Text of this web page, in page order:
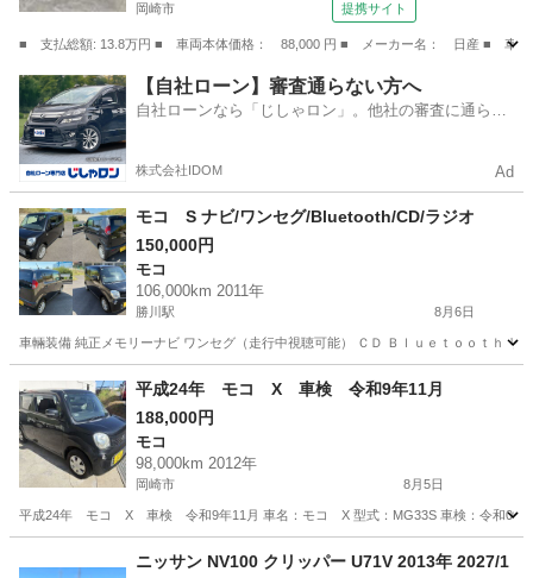
岡崎市 提携サイト
■ 支払総額: 13.8万円 ■ 車両本体価格： 88,000 円 ■ メーカー名： 日産 ■
愛知 岡崎市 モコ
【自社ローン】審査通らない方へ
自社ローンなら「じしゃロン」。他社の審査に通らな
株式会社IDOM Ad
モコ S ナビ/ワンセグ/Bluetooth/CD/ラジオ
150,000円
モコ
106,000km 2011年
勝川駅 8月6日
車輛装備 純正メモリーナビ ワンセグ（走行中視聴可能） ＣＤ Ｂｌｕｅｔｏｏｔｈ
愛知 春日井市 勝川駅
平成24年 モコ X 車検 令和9年11月
188,000円
モコ
98,000km 2012年
岡崎市 8月5日
平成24年 モコ X 車検 令和9年11月 車名：モコ X 型式：MG33S 車検：令和09年
モコ
ニッサン NV100 クリッパー U71V 2013年 2027/1